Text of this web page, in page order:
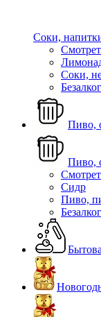
Соки,
Соки,
Пиво,
Пиво,
Сидр
Пиво,